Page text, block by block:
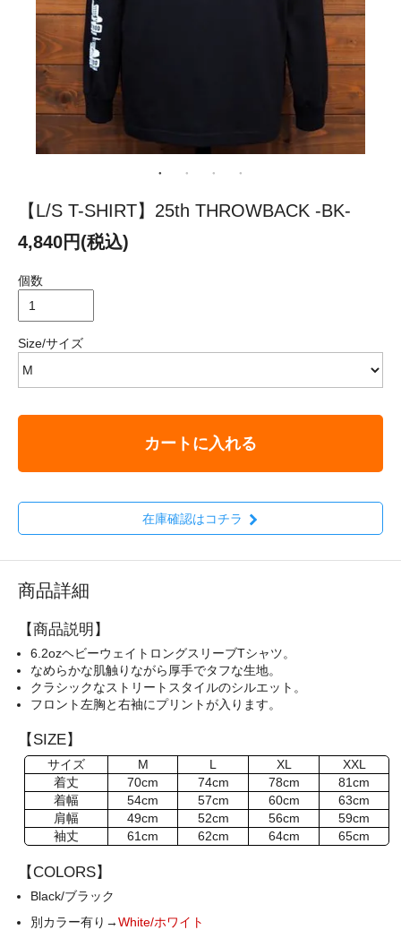
【L/S T-SHIRT】25th THROWBACK -BK-
4,840円(税込)
個数
Size/サイズ
カートに入れる
在庫確認はコチラ
商品詳細
【商品説明】
6.2ozヘビーウェイトロングスリーブTシャツ。
なめらかな肌触りながら厚手でタフな生地。
クラシックなストリートスタイルのシルエット。
フロント左胸と右袖にプリントが入ります。
【SIZE】
サイズ M L XL
XXL
着丈
70cm 74cm 78cm
81cm
着幅
54cm 57cm 60cm
63cm
肩幅
49cm 52cm 56cm
59cm
袖丈
61cm 62cm 64cm 65cm
【COLORS】
Black/ブラック
別カラー有り→White/ホワイト